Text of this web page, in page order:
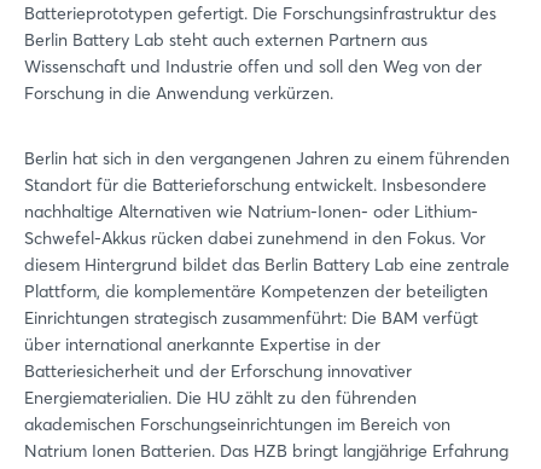
Batterieprototypen gefertigt. Die Forschungsinfrastruktur des
Berlin Battery Lab steht auch externen Partnern aus
Wissenschaft und Industrie offen und soll den Weg von der
Forschung in die Anwendung verkürzen.
Berlin hat sich in den vergangenen Jahren zu einem führenden
Standort für die Batterieforschung entwickelt. Insbesondere
nachhaltige Alternativen wie Natrium-Ionen- oder Lithium-
Schwefel-Akkus rücken dabei zunehmend in den Fokus. Vor
diesem Hintergrund bildet das Berlin Battery Lab eine zentrale
Plattform, die komplementäre Kompetenzen der beteiligten
Einrichtungen strategisch zusammenführt: Die BAM verfügt
über international anerkannte Expertise in der
Batteriesicherheit und der Erforschung innovativer
Energiematerialien. Die HU zählt zu den führenden
akademischen Forschungseinrichtungen im Bereich von
Natrium Ionen Batterien. Das HZB bringt langjährige Erfahrung